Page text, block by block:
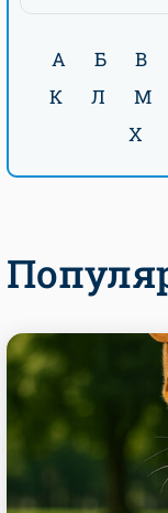
А Б В
К
Л М
Х